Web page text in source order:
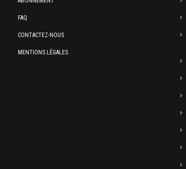
FAQ
CONTACTEZ-NOUS
MENTIONS LÉGALES